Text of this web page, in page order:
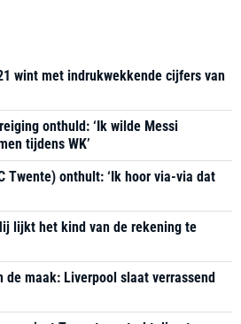
wint met indrukwekkende cijfers van
onthuld: ‘Ik wilde Messi
tijdens WK’
Twente) onthult: ‘Ik hoor via-via dat
lijkt het kind van de rekening te
de maak: Liverpool slaat verrassend